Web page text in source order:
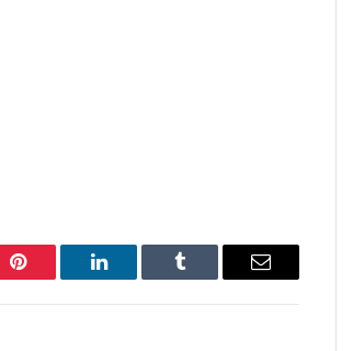
Pinterest LinkedIn Tumblr Email